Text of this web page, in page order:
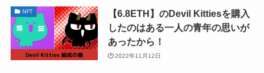
NFT
【6.8ETH】のDevil Kittiesを購入
したのはある一人の青年の思いが
あったから！
2022年11月12日